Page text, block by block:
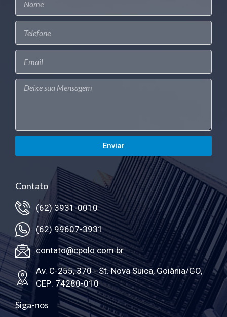
Enviar
Contato
(62) 3931-0010
(62) 99607-3931
contato@cpolo.com.br
Av. C-255, 370 - St. Nova Suica, Goiânia/GO,
CEP: 74280-010
Siga-nos